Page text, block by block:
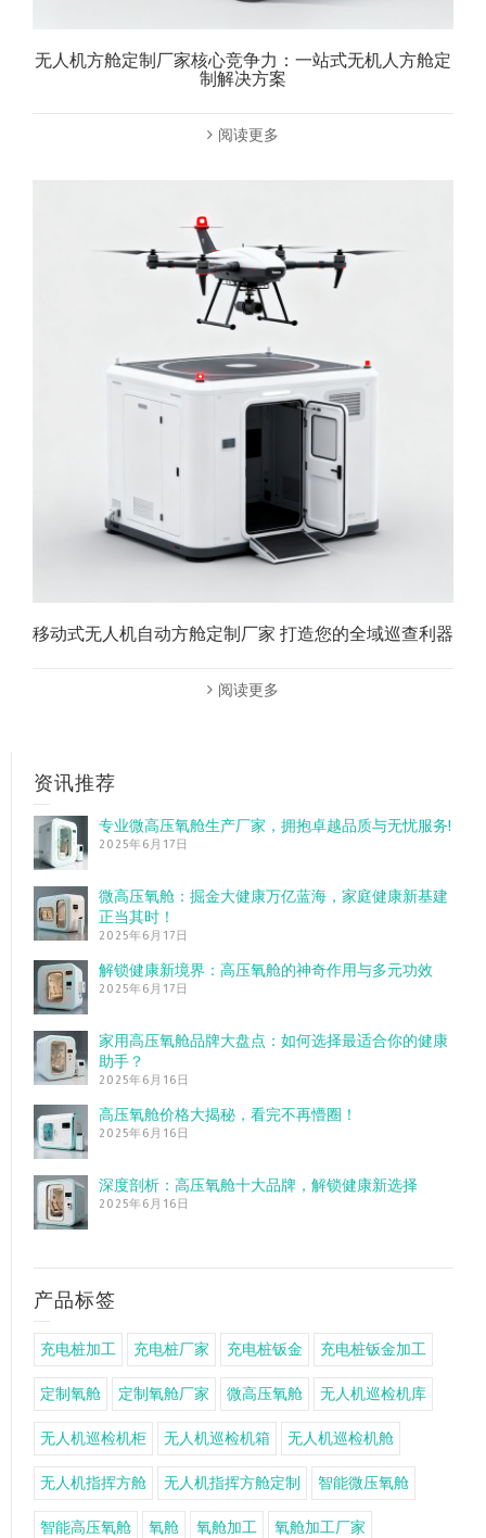
无人机方舱定制厂家核心竞争力：一站式无机人方舱定
制解决方案
阅读更多
移动式无人机自动方舱定制厂家 打造您的全域巡查利器
阅读更多
资讯推荐
专业微高压氧舱生产厂家，拥抱卓越品质与无忧服务!
2025年6月17日
微高压氧舱：掘金大健康万亿蓝海，家庭健康新基建
正当其时！
2025年6月17日
解锁健康新境界：高压氧舱的神奇作用与多元功效
2025年6月17日
家用高压氧舱品牌大盘点：如何选择最适合你的健康
助手？
2025年6月16日
高压氧舱价格大揭秘，看完不再懵圈！
2025年6月16日
深度剖析：高压氧舱十大品牌，解锁健康新选择
2025年6月16日
产品标签
充电桩加工 充电桩厂家 充电桩钣金 充电桩钣金加工
定制氧舱 定制氧舱厂家 微高压氧舱 无人机巡检机库
无人机巡检机柜 无人机巡检机箱 无人机巡检机舱
无人机指挥方舱 无人机指挥方舱定制 智能微压氧舱
智能高压氧舱 氧舱 氧舱加工 氧舱加工厂家